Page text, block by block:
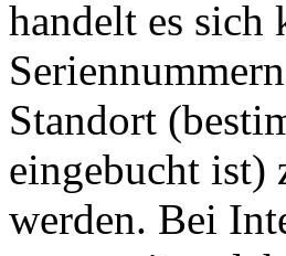
handelt es sich
Standort
eingebucht ist)
werden. Bei